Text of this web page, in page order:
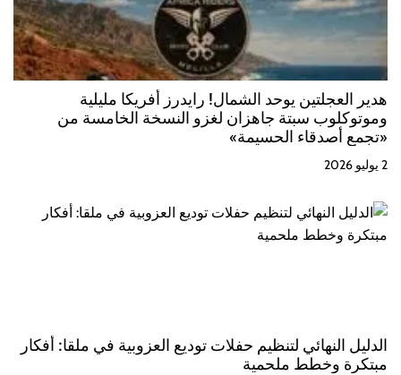
هدير العجلتين يوحد الشمال! رايدرز أفريكا مليلية
وموتوكلوب سبتة جاهزان لغزو النسخة الخامسة من
«تجمع أصدقاء الحسيمة»
2 يوليو 2026
الدليل النهائي لتنظيم حفلات توديع العزوبية في ملقا: أفكار
مبتكرة وخطط ملحمية